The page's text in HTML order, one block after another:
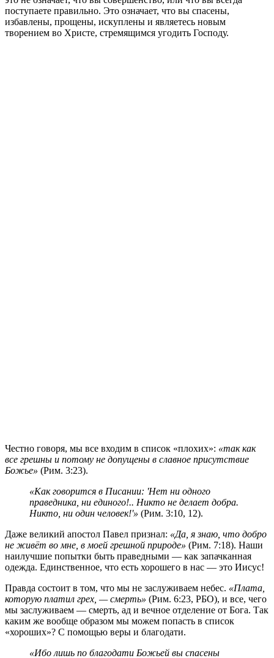
поступаете правильно. Это означает, что вы спасены,
избавлены, прощены, искуплены и являетесь новым
творением во Христе, стремящимся угодить Господу.
Честно говоря, мы все входим в список «плохих»: «так как
все грешны и потому не допущены в славное присутствие
Божье» (Рим. 3:23).
«Как говорится в Писании: 'Нет ни одного
праведника, ни единого!.. Никто не делает добра.
Никто, ни один человек!'» (Рим. 3:10, 12).
Даже великий апостол Павел признал: «Да, я знаю, что добро
не живёт во мне, в моей грешной природе» (Рим. 7:18). Наши
наилучшие попытки быть праведными — как запачканная
одежда. Единственное, что есть хорошего в нас — это Иисус!
Правда состоит в том, что мы не заслуживаем небес. «Плата,
которую платил грех, — смерть» (Рим. 6:23, РБО), и все, чего
мы заслуживаем — смерть, ад и вечное отделение от Бога. Так
каким же вообще образом мы можем попасть в список
«хороших»? С помощью веры и благодати.
«Ибо лишь по благодати Божьей вы спасены